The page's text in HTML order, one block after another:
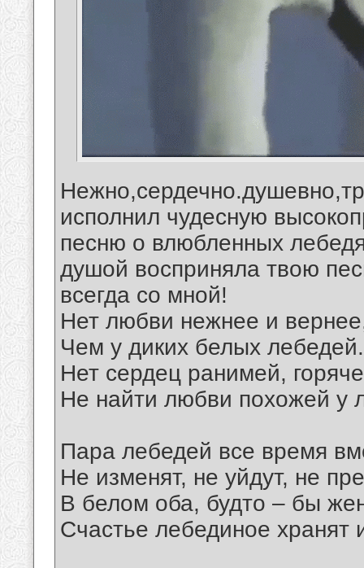
исполнил чудесную
песню о влюбленных
душой восприняла твою
всегда со мной!
Нет любви нежнее и
Чем у диких белых лебедей.
Нет сердец ранимей,
Не найти любви похожей у
Пара лебедей все время
Не изменят, не уйдут, не
В белом оба, будто – бы
Счастье лебединое хранят